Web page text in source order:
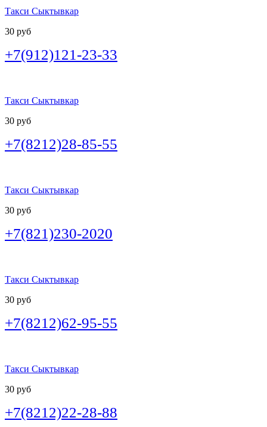
Такси Сыктывкар
30 руб
+7(912)121-23-33
Такси Сыктывкар
30 руб
+7(8212)28-85-55
Такси Сыктывкар
30 руб
+7(821)230-2020
Такси Сыктывкар
30 руб
+7(8212)62-95-55
Такси Сыктывкар
30 руб
+7(8212)22-28-88